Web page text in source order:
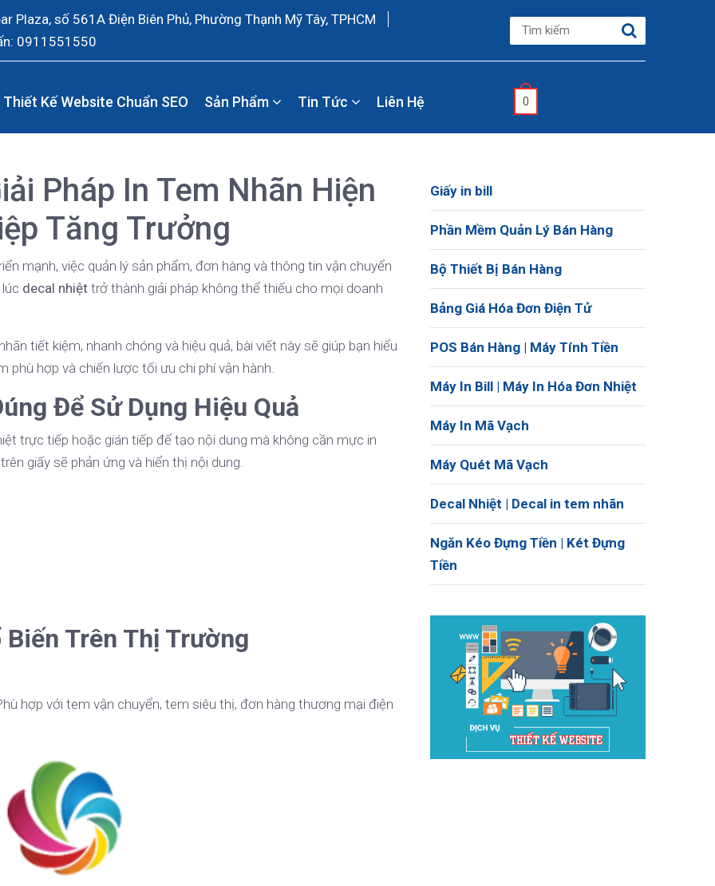
Plaza, số 561A Điện Biên Phủ, Phường Thạnh Mỹ Tây, TPHCM
0911551550
Thiết Kế Website Chuẩn SEO Sản Phẩm Tin Tức Liên Hệ 0
Pháp In Tem Nhãn Hiện
Tăng Trưởng
mạnh, việc quản lý sản phẩm, đơn hàng và thông tin vận chuyển
decal nhiệt trở thành giải pháp không thể thiếu cho mọi doanh
tiết kiệm, nhanh chóng và hiệu quả, bài viết này sẽ giúp bạn hiểu
phù hợp và chiến lược tối ưu chi phí vận hành.
Để Sử Dụng Hiệu Quả
trực tiếp hoặc gián tiếp để tạo nội dung mà không cần mực in
giấy sẽ phản ứng và hiển thị nội dung.
Trên Thị Trường
hợp với tem vận chuyển, tem siêu thị, đơn hàng thương mại điện
Giấy in bill
Phần Mềm Quản Lý Bán Hàng
Bộ Thiết Bị Bán Hàng
Bảng Giá Hóa Đơn Điện Tử
POS Bán Hàng | Máy Tính Tiền
Máy In Bill | Máy In Hóa Đơn Nhiệt
Máy In Mã Vạch
Máy Quét Mã Vạch
Decal Nhiệt | Decal in tem nhãn
Ngăn Kéo Đựng Tiền | Két Đựng
Tiền